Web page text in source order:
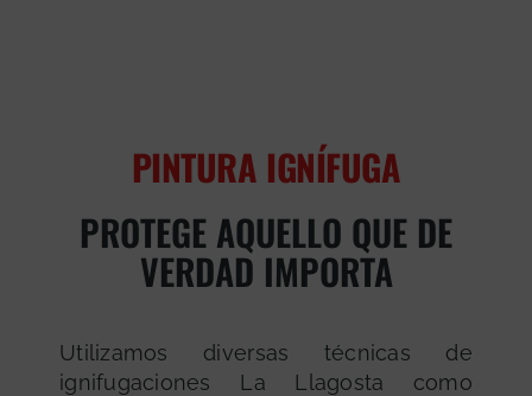
PINTURA IGNÍFUGA
PROTEGE AQUELLO QUE DE
VERDAD IMPORTA
Utilizamos diversas técnicas de
ignifugaciones La Llagosta como